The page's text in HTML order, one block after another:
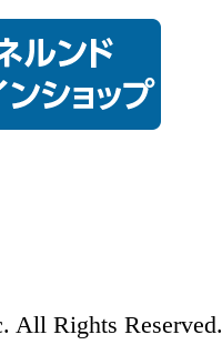
All Rights Reserved.